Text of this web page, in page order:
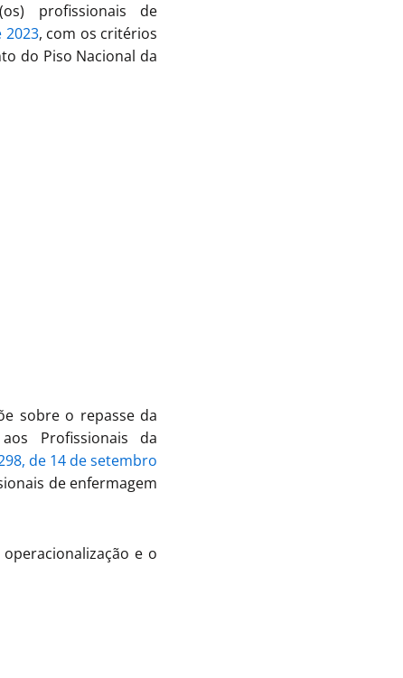
profissionais de
2023, com os critérios
do Piso Nacional da
sobre o repasse da
Profissionais da
de 14 de setembro
de enfermagem
operacionalização e o